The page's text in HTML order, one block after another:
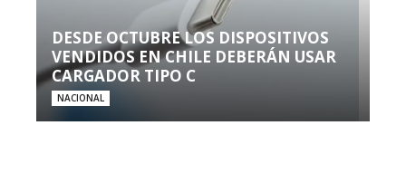
DESDE OCTUBRE LOS DISPOSITIVOS
VENDIDOS EN CHILE DEBERÁN USAR
CARGADOR TIPO C
NACIONAL